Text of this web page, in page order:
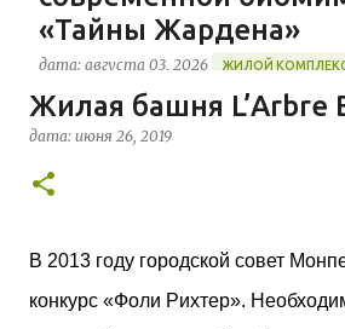
«Тайны Жардена»
дата: августа 03, 2026 ЖИЛОЙ
В марте 2026 года в Монпелье
строительство знакового
Architectures. Проект,
интеграции современной
исторический контекст.
Жилая башня L’Arbre
дата: июня 26, 2019
В 2013 году городской совет
конкурс «Фоли Рихтер».